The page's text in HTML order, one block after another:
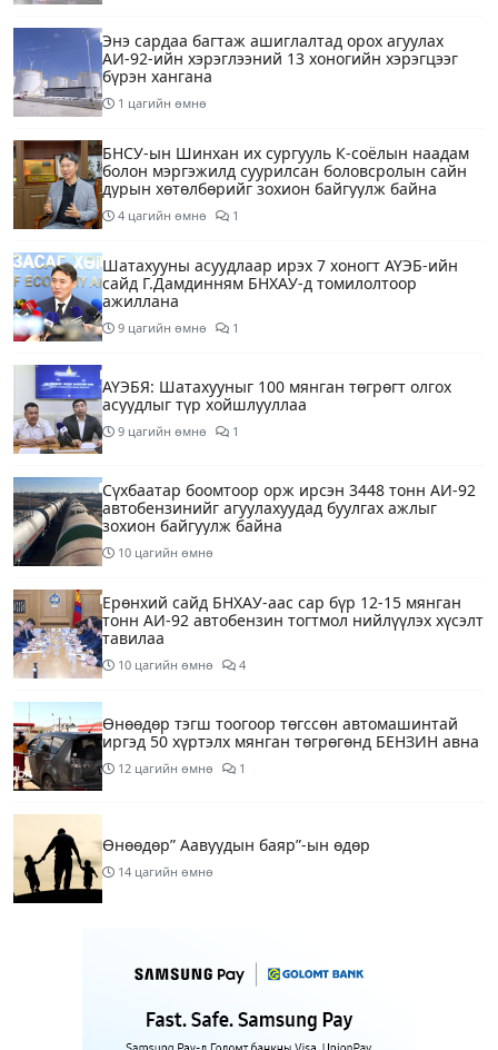
Энэ сардаа багтаж ашиглалтад орох агуулах
АИ-92-ийн хэрэглээний 13 хоногийн хэрэгцээг
бүрэн хангана
1 цагийн өмнө
БНСУ-ын Шинхан их сургууль К-соёлын наадам
болон мэргэжилд суурилсан боловсролын сайн
дурын хөтөлбөрийг зохион байгуулж байна
4 цагийн өмнө 1
Шатахууны асуудлаар ирэх 7 хоногт АҮЭБ-ийн
сайд Г.Дамдинням БНХАУ-д томилолтоор
ажиллана
9 цагийн өмнө 1
АҮЭБЯ: Шатахууныг 100 мянган төгрөгт олгох
асуудлыг түр хойшлууллаа
9 цагийн өмнө 1
Сүхбаатар боомтоор орж ирсэн 3448 тонн АИ-92
автобензинийг агуулахуудад буулгах ажлыг
зохион байгуулж байна
10 цагийн өмнө
Ерөнхий сайд БНХАУ-аас сар бүр 12-15 мянган
тонн АИ-92 автобензин тогтмол нийлүүлэх хүсэлт
тавилаа
10 цагийн өмнө 4
Өнөөдөр тэгш тоогоор төгссөн автомашинтай
иргэд 50 хүртэлх мянган төгрөгөнд БЕНЗИН авна
12 цагийн өмнө 1
Өнөөдөр” Аавуудын баяр”-ын өдөр
14 цагийн өмнө
Улаанбаатарт 31 хэм дулаан байна
16 цагийн өмнө